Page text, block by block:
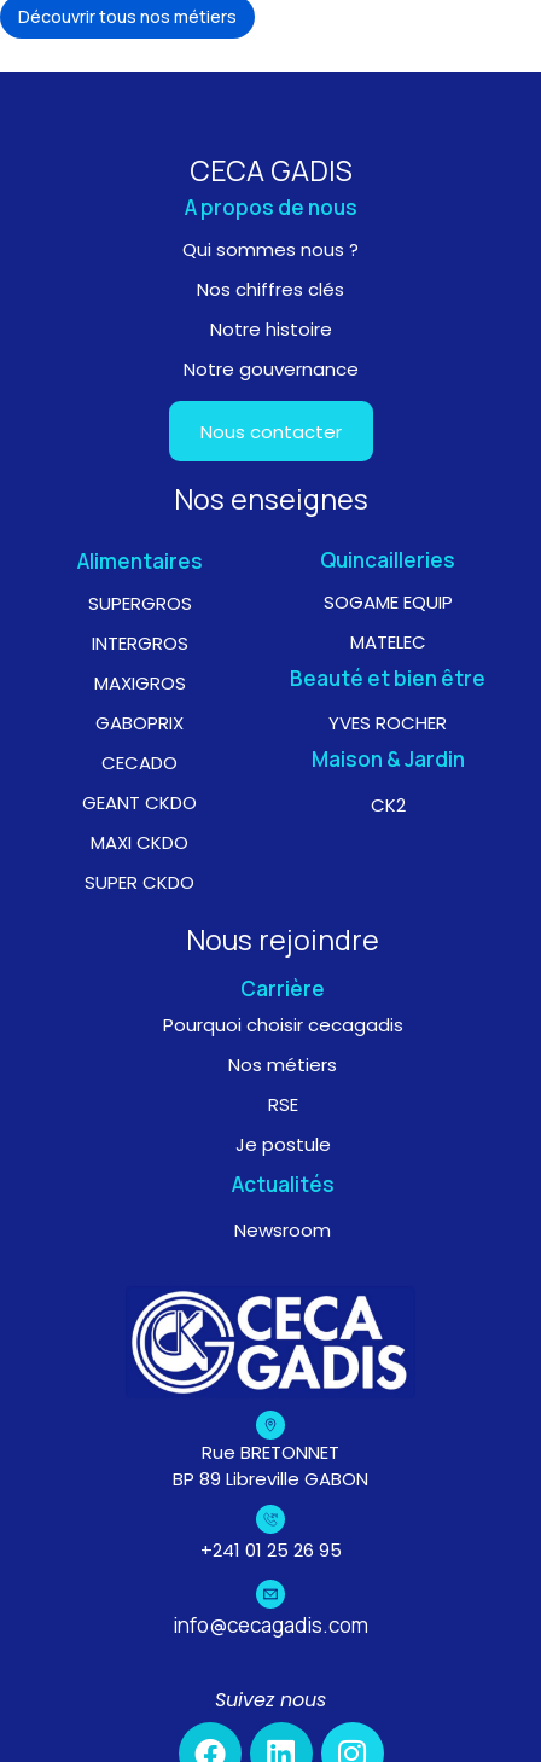
Découvrir tous nos métiers
CECA GADIS
A propos de nous
Qui sommes nous ?
Nos chiffres clés
Notre histoire
Notre gouvernance
Nous contacter
Nos enseignes
Alimentaires
SUPERGROS
INTERGROS
MAXIGROS
GABOPRIX
CECADO
GEANT CKDO
MAXI CKDO
SUPER CKDO
Quincailleries
SOGAME EQUIP
MATELEC
Beauté et bien être
YVES ROCHER
Maison & Jardin
CK2
Nous rejoindre
Carrière
Pourquoi choisir cecagadis
Nos métiers
RSE
Je postule
Actualités
Newsroom
Rue BRETONNET
BP 89 Libreville GABON
+241 01 25 26 95
info@cecagadis.com
Suivez nous